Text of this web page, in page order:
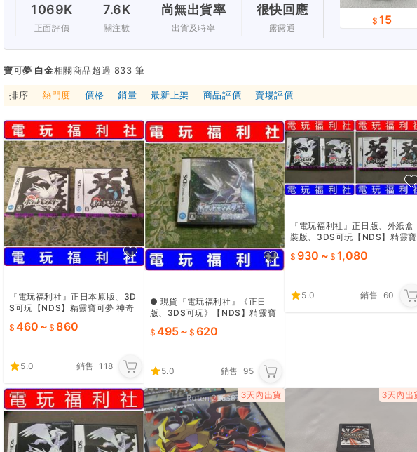
1069K
正面評價
7.6K
關注數
尚無出貨率
出貨及時率
很快回應
露露通
15
寶可夢 白金相關商品超過 833 筆
排序 熱門度 價格 銷量 最新上架 商品評價 賣場評價
『電玩福利社』正日本原版、3D
S可玩【NDS】精靈寶可夢 神奇
魂銀白金珍珠鑽石黑白版2
460 ~ 860
5.0 銷售 118
● 現貨『電玩福利社』《正日
版、3DS可玩》【NDS】精靈寶
心靈金靈魂銀白金黑白版12）
495~ 620
5.0 銷售 95
『電玩福利社』正日版、外紙盒
裝版、3DS可玩【NDS】精靈寶
售珍珠鑽石心靈金靈魂銀白金
930 ~ 1,080
5.0 銷售 60